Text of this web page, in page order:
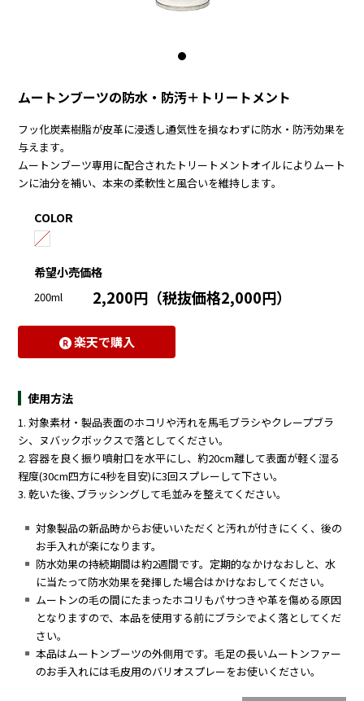
ムートンブーツの防水・防汚＋トリートメント
フッ化炭素樹脂が皮革に浸透し通気性を損なわずに防水・防汚効果を
与えます｡
ムートンブーツ専用に配合されたトリートメントオイルによりムート
ンに油分を補い、本来の柔軟性と風合いを維持します｡
COLOR
希望小売価格
200ml 2,200円（税抜価格2,000円）
楽天で購入
使用方法
1. 対象素材・製品表面のホコリや汚れを馬毛ブラシやクレープブラ
シ、ヌバックボックスで落としてください｡
2. 容器を良く振り噴射口を水平にし、約20cm離して表面が軽く湿る
程度(30cm四方に4秒を目安)に3回スプレーして下さい。
3. 乾いた後､ブラッシングして毛並みを整えてください｡
対象製品の新品時からお使いいただくと汚れが付きにくく、後の
お手入れが楽になります。
防水効果の持続期間は約2週間です。定期的なかけなおしと、水
に当たって防水効果を発揮した場合はかけなおしてください。
ムートンの毛の間にたまったホコリもパサつきや革を傷める原因
となりますので、本品を使用する前にブラシでよく落としてくだ
さい。
本品はムートンブーツの外側用です。毛足の長いムートンファー
のお手入れには毛皮用のバリオスプレーをお使いください。